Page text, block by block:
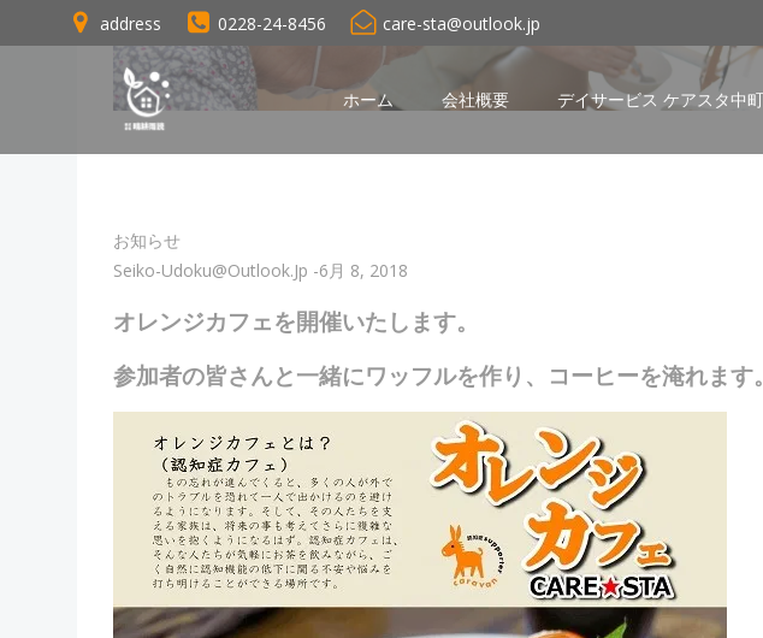
ン
へ
address 0228-24-8456 care-sta@outlook.jp
ホーム 会社概要 デイサービス ケアスタ中町
お知らせ
Seiko-Udoku@outlook.jp -6月 8, 2018
オレンジカフェを開催いたします。
参加者の皆さんと一緒にワッフルを作り、コーヒーを淹れます。